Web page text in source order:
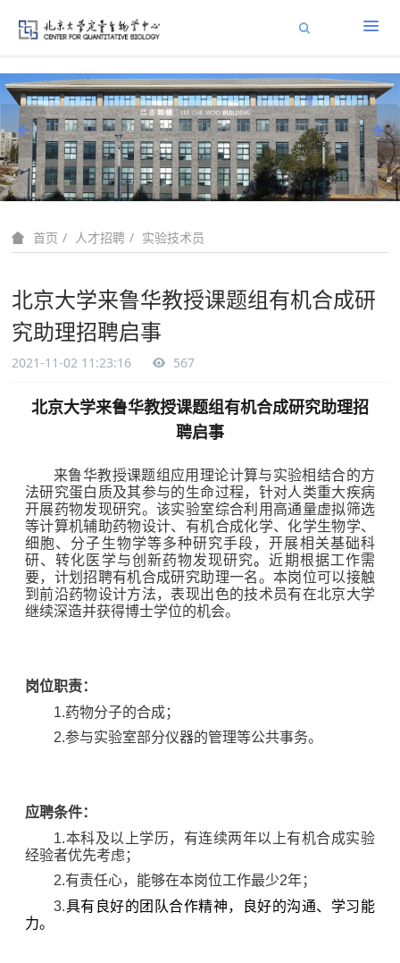
首页 人才招聘 实验技术员
北京大学来鲁华教授课题组有机合成研
究助理招聘启事
2021-11-02 11:23:16 567
北京大学来鲁华教授课题组有机合成研究助理招
聘启事
来鲁华教授课题组 应用理论计算与实验相结合的方
法研究蛋白质及其参与的生命过程， 针对人类重大疾病
开展药物发现研究。该实验室综合利用高通量虚拟筛选
等计算机辅助药物设计、有机合成化学、化学生物学、
细胞、分子生物学等多种研究手段，开展相关基础科
研、转化医学与创新药物发现研究。近期根据工作需
要，计划招聘有机合成研究助理一名。本岗位可以接触
到前沿药物设计方法，表现出色的技术员有在北京大学
继续深造并获得博士学位的机会。
岗位职责：
1.药物分子的合成；
2.参与实验室部分仪器的管理等公共事务。
应聘条件：
1.本科及以上学历，有连续两年以上有机合成实验
经验者优先考虑；
2.有责任心，能够在本岗位工作最少2年；
3.具有良好的团队合作精神，良好的沟通、学习能
力。